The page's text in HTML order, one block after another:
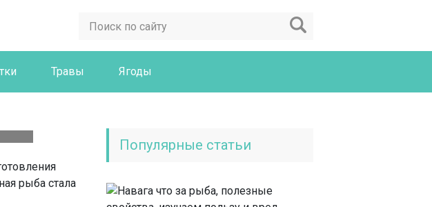
Травы Ягоды
рыба стала
Популярные статьи